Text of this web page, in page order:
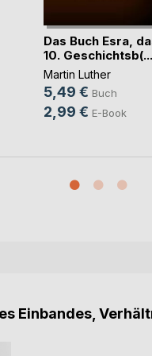
Das Buch Esra,
10.
Martin Luther
5,49 € Buch
2,99 € E-Book
Einbandes,